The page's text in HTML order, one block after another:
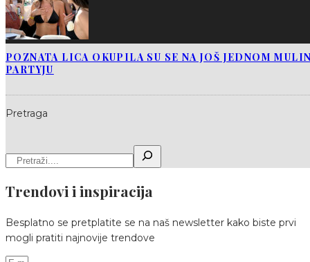
POZNATA LICA OKUPILA SU SE NA JOŠ JEDNOM
PARTYJU
Pretraga
Trendovi i inspiracija
Besplatno se pretplatite se na naš newsletter kako biste prvi
mogli pratiti najnovije trendove